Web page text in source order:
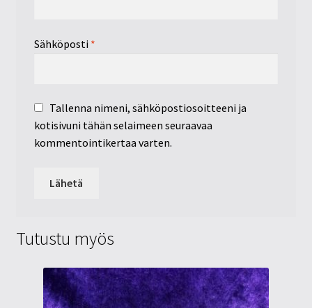
Sähköposti *
Tallenna nimeni, sähköpostiosoitteeni ja
kotisivuni tähän selaimeen seuraavaa
kommentointikertaa varten.
Tutustu myös